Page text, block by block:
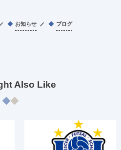
お知らせ ブログ
Also Like